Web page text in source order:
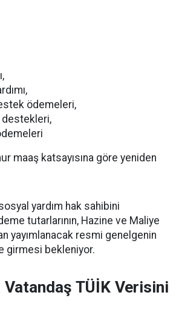
ödemeleri,
destekleri,
maaş katsayısına göre yeniden
yardım hak sahibini
tutarlarının, Hazine ve Maliye
yayımlanacak resmi genelgenin
girmesi bekleniyor.
TÜİK Verisini